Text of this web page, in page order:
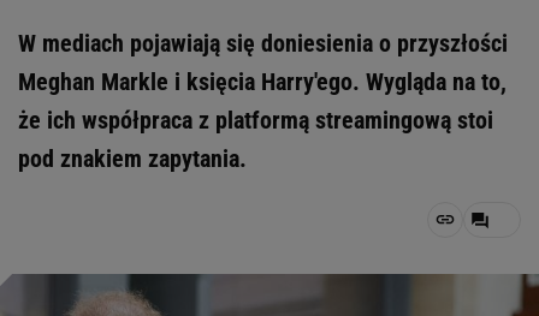
W mediach pojawiają się doniesienia o przyszłości
Meghan Markle i księcia Harry'ego. Wygląda na to,
że ich współpraca z platformą streamingową stoi
pod znakiem zapytania.